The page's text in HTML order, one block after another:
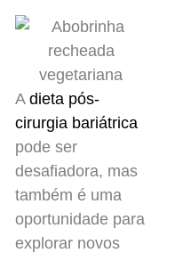
A dieta pós-
cirurgia bariátrica
pode ser
desafiadora, mas
também é uma
oportunidade para
explorar novos